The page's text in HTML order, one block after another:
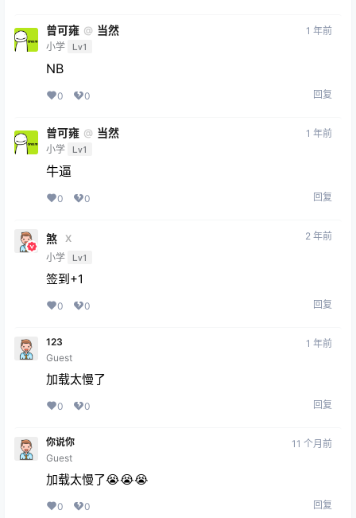
曾可雍 @ 当然
小学 Lv1
1 年前
NB
0 0 回复
曾可雍 @ 当然
小学 Lv1
1 年前
牛逼
0 0 回复
煞
X
小学 Lv1
2 年前
签到+1
0 0 回复
123
Guest
1 年前
加载太慢了
0 0 回复
你说你
Guest
11 个月前
加载太慢了😭😭😭
0 0 回复